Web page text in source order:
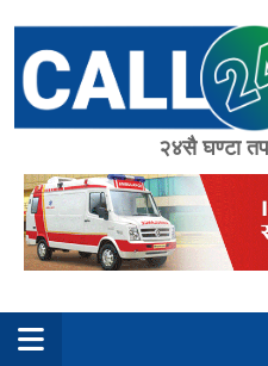
content
२४सै घण्टा